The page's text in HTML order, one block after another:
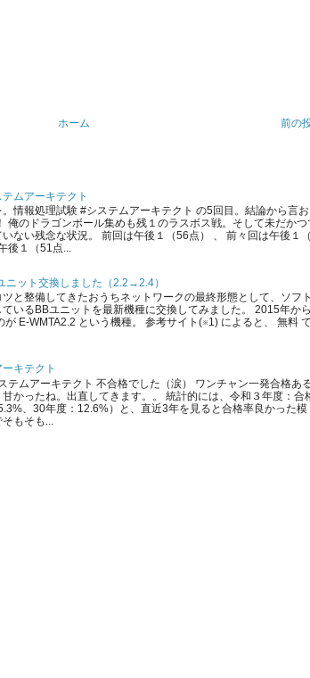
前の
ホーム
ムアーキテクト
情報処理試験 #システムアーキテクト の5回目。結論から言お
俺のドラゴンボール集めも残１のラスボス戦。そして未だかつ
ない残念な状況。 前回は午後１（56点） 、 前々回は午後１
後１（51点...
ニット交換しました（2.2→2.4）
と整備してきたおうちネットワークの最終形態として、ソフ
いるBBユニットを最新機種に交換してみました。 2015年か
が E-WMTA2.2 という機種。 参考サイト(※1) によると、 無料
キテクト
テムアーキテクト 不合格でした（涙） ワンチャン一発合格あ
かったね。出直してきます。。 統計的には、令和３年度：合
、30年度：12.6%）と、直近3年を見ると合格率良かった模
もそも...